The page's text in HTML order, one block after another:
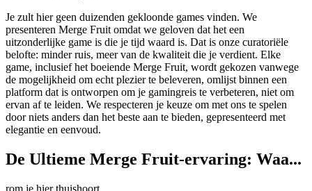
Je zult hier geen duizenden gekloonde games vinden. We
presenteren Merge Fruit omdat we geloven dat het een
uitzonderlijke game is die je tijd waard is. Dat is onze curatoriële
belofte: minder ruis, meer van de kwaliteit die je verdient. Elke
game, inclusief het boeiende Merge Fruit, wordt gekozen vanwege
de mogelijkheid om echt plezier te beleveren, omlijst binnen een
platform dat is ontworpen om je gamingreis te verbeteren, niet om
ervan af te leiden. We respecteren je keuze om met ons te spelen
door niets anders dan het beste aan te bieden, gepresenteerd met
elegantie en eenvoud.
De Ultieme Merge Fruit-ervaring: Waa...
rom je hier thuishoort